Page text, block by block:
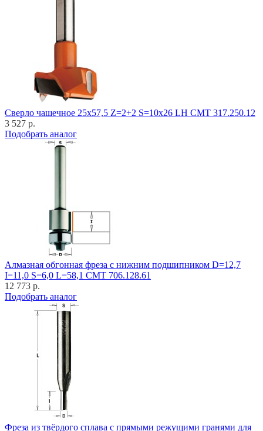
Cверло чашечное 25x57,5 Z=2+2 S=10x26 LH CMT 317.250.12
3 527 р.
Подобрать аналог
Алмазная обгонная фреза с нижним подшипником D=12,7
I=11,0 S=6,0 L=58,1 CMT 706.128.61
12 773 р.
Подобрать аналог
Фреза из твёрдого сплава с прямыми режущими гранями для